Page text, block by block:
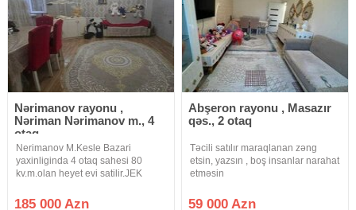
Nərimanov rayonu ,
Nəriman Nərimanov m., 4
otaq
Nerimanov M.Kesle Bazari
yaxinliginda 4 otaq sahesi 80
kv.m.olan heyet evi satilir.JEK
isiq, su ve kanalzasiya sistemi
185 000 Azn
Abşeron rayonu , Masazır
qəs., 2 otaq
Təcili satılır maraqlanan zəng
etsin, yazsın , boş insanlar narahat
etməsin
59 000 Azn